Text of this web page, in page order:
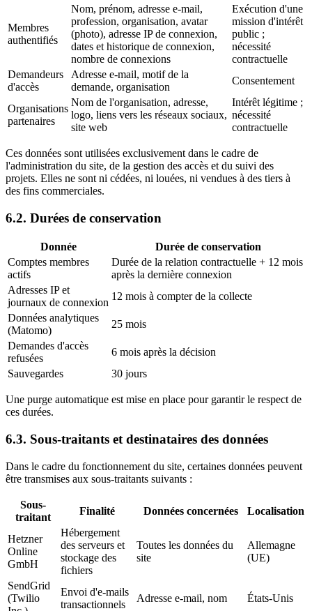
Membres
authentifiés
Nom, prénom, adresse e-mail,
profession, organisation, avatar
(photo), adresse IP de connexion,
dates et historique de connexion,
nombre de connexions
Exécution d'une
mission d'intérêt
public ;
nécessité
contractuelle
Demandeurs
d'accès
Adresse e-mail, motif de la
demande, organisation
Consentement
Organisations
partenaires
Nom de l'organisation, adresse,
logo, liens vers les réseaux sociaux,
site web
Intérêt légitime ;
nécessité
contractuelle
Ces données sont utilisées exclusivement dans le cadre de
l'administration du site, de la gestion des accès et du suivi des
projets. Elles ne sont ni cédées, ni louées, ni vendues à des tiers à
des fins commerciales.
6.2. Durées de conservation
Donnée
Durée de conservation
Comptes membres
actifs
Durée de la relation contractuelle + 12 mois
après la dernière connexion
Adresses IP et
journaux de connexion
12 mois à compter de la collecte
Données analytiques
(Matomo)
25 mois
Demandes d'accès
refusées
6 mois après la décision
Sauvegardes
30 jours
Une purge automatique est mise en place pour garantir le respect de
ces durées.
6.3. Sous-traitants et destinataires des données
Dans le cadre du fonctionnement du site, certaines données peuvent
être transmises aux sous-traitants suivants :
Sous-
traitant
Finalité Données concernées Localisation
Hetzner
Online
GmbH
Hébergement
des serveurs et
stockage des
fichiers
Toutes les données du
site
Allemagne
(UE)
SendGrid
(Twilio
Envoi d'e-mails
transactionnels
Adresse e-mail, nom États-Unis